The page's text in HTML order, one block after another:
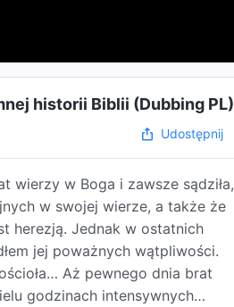
historii Biblii (Dubbing PL)
Udostępnij
wierzy w Boga i zawsze sądziła,
w swojej wierze, a także że
herezją. Jednak w ostatnich
jej poważnych wątpliwości.
Aż pewnego dnia brat
godzinach intensywnych